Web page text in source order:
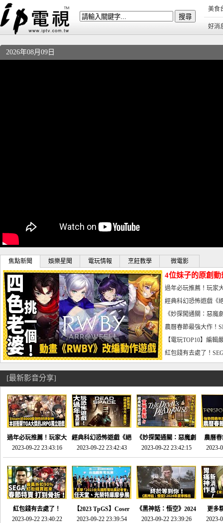
美食
好消
2026年08月09日
焦點新聞 娛樂星聞 電玩情報 烹飪教學 微電影
4位妹子的原創
曝光_電玩宅速配
過年必玩推薦！玩家
宅速配20230126
經典科幻恐怖遊戲《
懼體驗-電玩宅速配
《妙探闖通關：惡
到!!-電玩宅速配
農曆春節最強大作！
電玩宅速配20230123
【電玩TOP10】編
了，封面圖直接雷你
紅包錢有去處了！
宅速配20230119
[最新影音分享]
過年必玩推薦！玩家大
推的JRPG神作《神之
天平》介紹！-電玩宅
速配20230126
2023-09-22 23:43:16
經典科幻恐怖遊戲《絕
命異次元 重製版》重
回「石村號」的恐懼體
驗-電玩宅速配
20230125
2023-09-22 23:42:43
《妙探闖通關：惡魔劇
場》將推出「重製
版」!!!今年就能玩到!!-
電玩宅速配20230124
2023-09-22 23:42:15
農曆
SE社
動作角
電玩宅
2023-
紅包錢有去處了！
SEGA春節特賣 超過85
2023-09-22 23:40:22
【2023 TpGS】Coser
和Show Girl搶先看！
2023-09-22 23:39:54
《黑神話：悟空》2024
年夏季推出！確定不會
2023-09-22 23:39:26
更多
《來
2023-